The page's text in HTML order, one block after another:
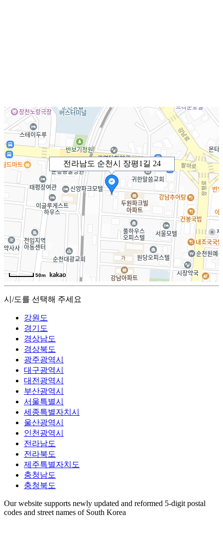
전라남도 순천시 장평1길 24
50m
시/도를 선택해 주세요
강원도
경기도
경상남도
경상북도
광주광역시
대구광역시
대전광역시
부산광역시
서울특별시
세종특별자치시
울산광역시
인천광역시
전라남도
전라북도
제주특별자치도
충청남도
충청북도
Our website supports newly updated and reformed 5-digit postal
codes and street names of South Korea